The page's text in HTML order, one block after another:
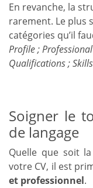
En revanche, la
rarement. Le plus
catégories qu’il
Profile ;
Qualifications ;
Soigner le
de langage
Quelle que soit
votre CV, il est
et professionnel.